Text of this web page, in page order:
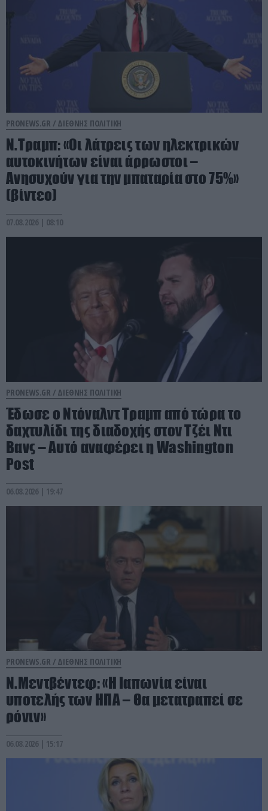
PRONEWS.GR / ΔΙΕΘΝΗΣ ΠΟΛΙΤΙΚΗ
Ν.Τραμπ: «Οι λάτρεις των ηλεκτρικών
αυτοκινήτων είναι άρρωστοι –
Ανησυχούν για την μπαταρία στο 75%»
(βίντεο)
07.08.2026 | 08:10
PRONEWS.GR / ΔΙΕΘΝΗΣ ΠΟΛΙΤΙΚΗ
Έδωσε ο Ντόναλντ Τραμπ από τώρα το
δαχτυλίδι της διαδοχής στον Τζέι Ντι
Βανς – Αυτό αναφέρει η Washington
Post
06.08.2026 | 19:47
PRONEWS.GR / ΔΙΕΘΝΗΣ ΠΟΛΙΤΙΚΗ
Ν.Μεντβέντεφ: «Η Ιαπωνία είναι
υποτελής των ΗΠΑ – Θα μετατραπεί σε
ρόνιν»
06.08.2026 | 15:17